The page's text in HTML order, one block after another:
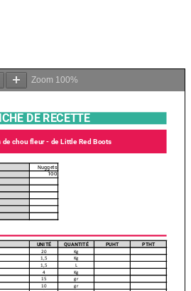
Zoom 100%